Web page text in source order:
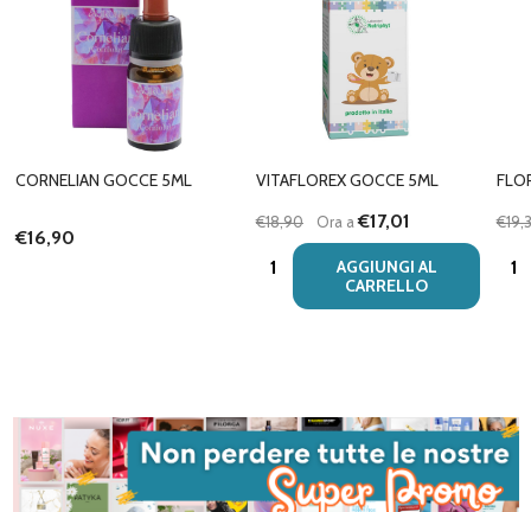
CORNELIAN GOCCE 5ML
€16,90
VITAFLOREX GOCCE 5ML
€18,90 Ora a€17,01
Quantità:
AGGIUNGI AL
CARRELLO